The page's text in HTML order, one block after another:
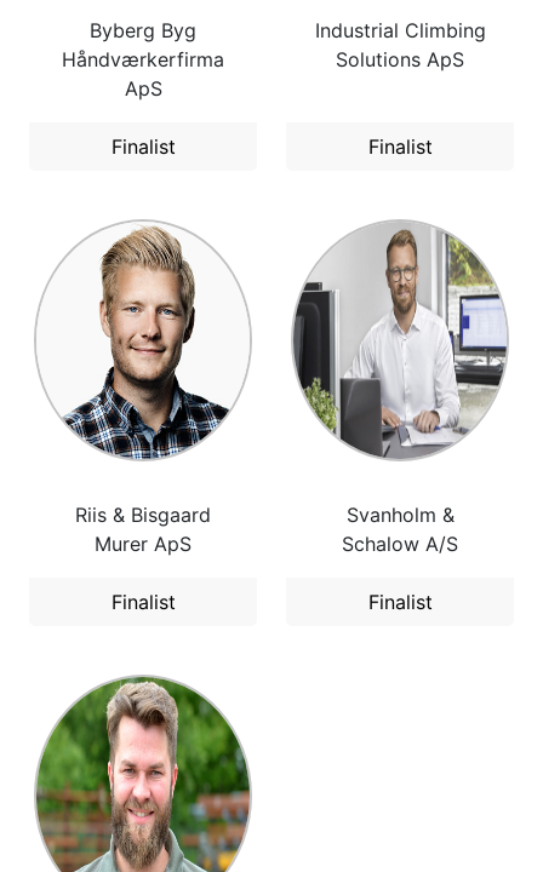
Byberg Byg
Håndværkerfirma
ApS
Finalist
Industrial Climbing
Solutions ApS
Finalist
Riis & Bisgaard
Murer ApS
Finalist
Svanholm &
Schalow A/S
Finalist